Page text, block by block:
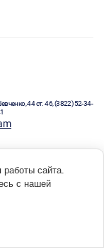
44 ст. 46, (3822) 52-34-
сайта.
с нашей